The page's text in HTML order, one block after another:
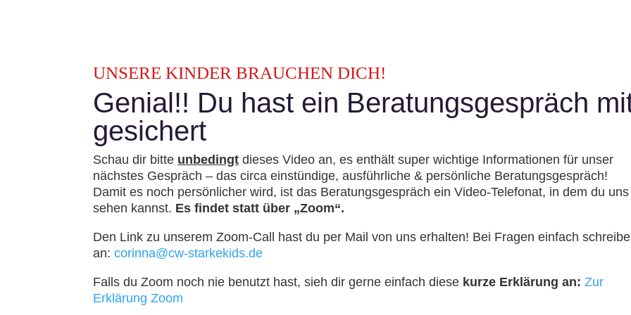
UNSERE KINDER BRAUCHEN DICH!
Genial!! Du hast ein Beratungsgespräch
gesichert
Schau dir bitte unbedingt dieses Video an, es enthält super wichtige Informationen für unser
nächstes Gespräch – das circa einstündige, ausführliche & persönliche Beratungsgespräch!
Damit es noch persönlicher wird, ist das Beratungsgespräch ein Video-Telefonat, in dem du uns
sehen kannst. Es findet statt über „Zoom“.
Den Link zu unserem Zoom-Call hast du per Mail von uns erhalten! Bei Fragen einfach
an: corinna@cw-starkekids.de
Falls du Zoom noch nie benutzt hast, sieh dir gerne einfach diese kurze Erklärung an: Zur
Erklärung Zoom